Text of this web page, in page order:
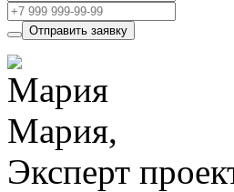
Отправить заявку
Мария,
Эксперт